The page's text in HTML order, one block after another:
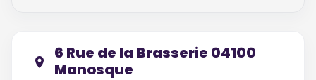
6 Rue de la Brasserie 04100
Manosque